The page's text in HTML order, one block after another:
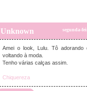
Unknown segunda-
Amei o look, Lulu. Tô adorando
voltando à moda.
Tenho várias calças assim.
Chiquereza